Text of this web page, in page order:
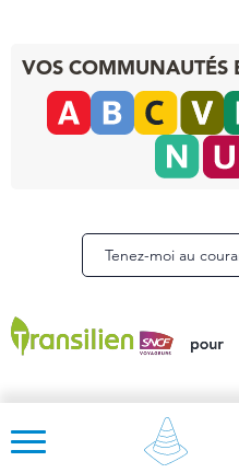
VOS COMMUNAUTÉS
Tenez-moi au